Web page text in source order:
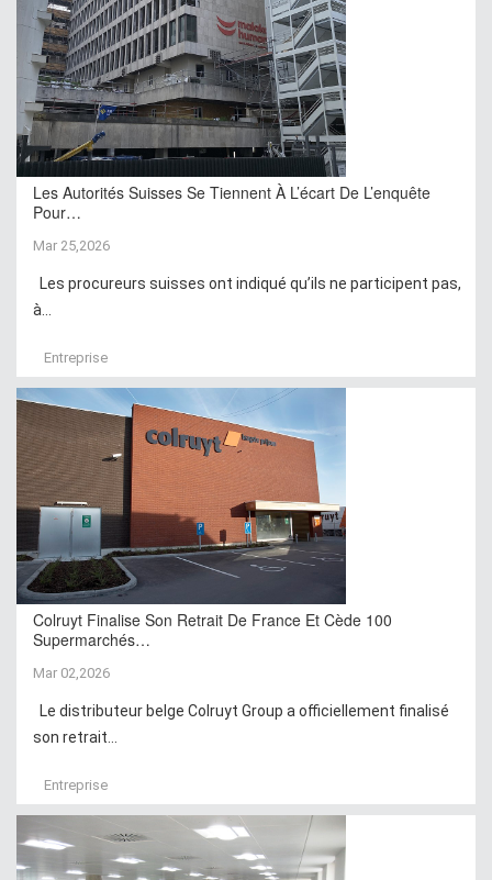
Les Autorités Suisses Se Tiennent À L’écart De L’enquête
Pour…
Mar 25,2026
Les procureurs suisses ont indiqué qu’ils ne participent pas,
à...
Entreprise
Colruyt Finalise Son Retrait De France Et Cède 100
Supermarchés…
Mar 02,2026
Le distributeur belge Colruyt Group a officiellement finalisé
son retrait...
Entreprise